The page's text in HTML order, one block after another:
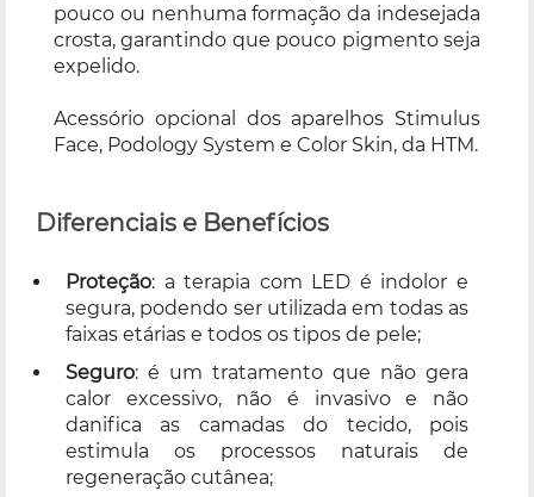
pouco ou nenhuma formação da indesejada
crosta, garantindo que pouco pigmento seja
expelido.
Acessório opcional dos aparelhos Stimulus
Face, Podology System e Color Skin, da HTM.
Diferenciais e Benefícios
Proteção: a terapia com LED é indolor e
segura, podendo ser utilizada em todas as
faixas etárias e todos os tipos de pele;
Seguro: é um tratamento que não gera
calor excessivo, não é invasivo e não
danifica as camadas do tecido, pois
estimula os processos naturais de
regeneração cutânea;